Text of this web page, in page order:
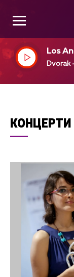
Los
vin, dir
Dvorak
КОНЦЕРТИ